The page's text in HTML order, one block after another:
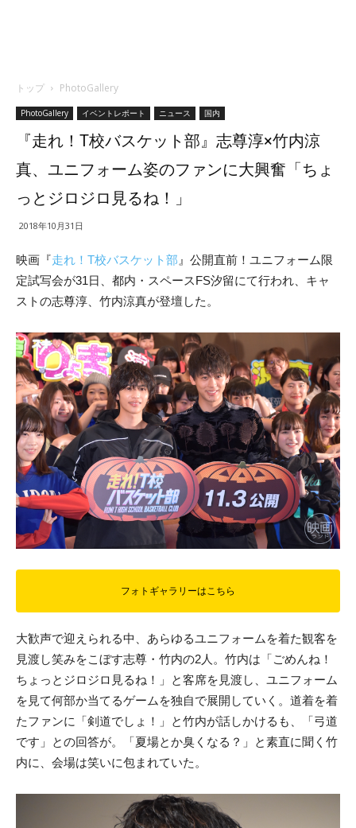
トップ PhotoGallery
PhotoGallery イベントレポート ニュース 国内
『走れ！T校バスケット部』志尊淳×竹内涼
真、ユニフォーム姿のファンに大興奮「ちょ
っとジロジロ見るね！」
2018年10月31日
映画『走れ！T校バスケット部 』公開直前！ユニフォーム限
定試写会が31日、都内・スペースFS汐留にて行われ、キャ
ストの志尊淳、竹内涼真が登壇した。
フォトギャラリーはこちら
大歓声で迎えられる中、あらゆるユニフォームを着た観客を
見渡し笑みをこぼす志尊・竹内の2人。竹内は「ごめんね！
ちょっとジロジロ見るね！」と客席を見渡し、ユニフォーム
を見て何部か当てるゲームを独自で展開していく。道着を着
たファンに「剣道でしょ！」と竹内が話しかけるも、「弓道
です」との回答が。「夏場とか臭くなる？」と素直に聞く竹
内に、会場は笑いに包まれていた。